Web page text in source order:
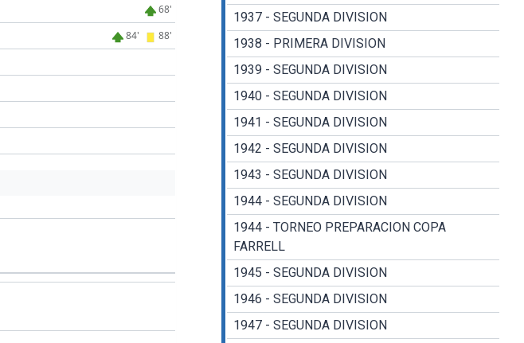
68'
84' 88'
1937 - SEGUNDA DIVISION
1938 - PRIMERA DIVISION
1939 - SEGUNDA DIVISION
1940 - SEGUNDA DIVISION
1941 - SEGUNDA DIVISION
1942 - SEGUNDA DIVISION
1943 - SEGUNDA DIVISION
1944 - SEGUNDA DIVISION
1944 - TORNEO PREPARACION COPA
FARRELL
1945 - SEGUNDA DIVISION
1946 - SEGUNDA DIVISION
1947 - SEGUNDA DIVISION